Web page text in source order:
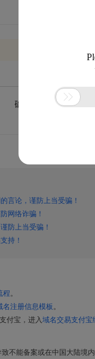
言论，谨防上当受骗！
网络诈骗！
防上当受骗！
持！
程
名注册信息模板
付宝，进入域名交易支付宝
不能备案或在中国大陆境